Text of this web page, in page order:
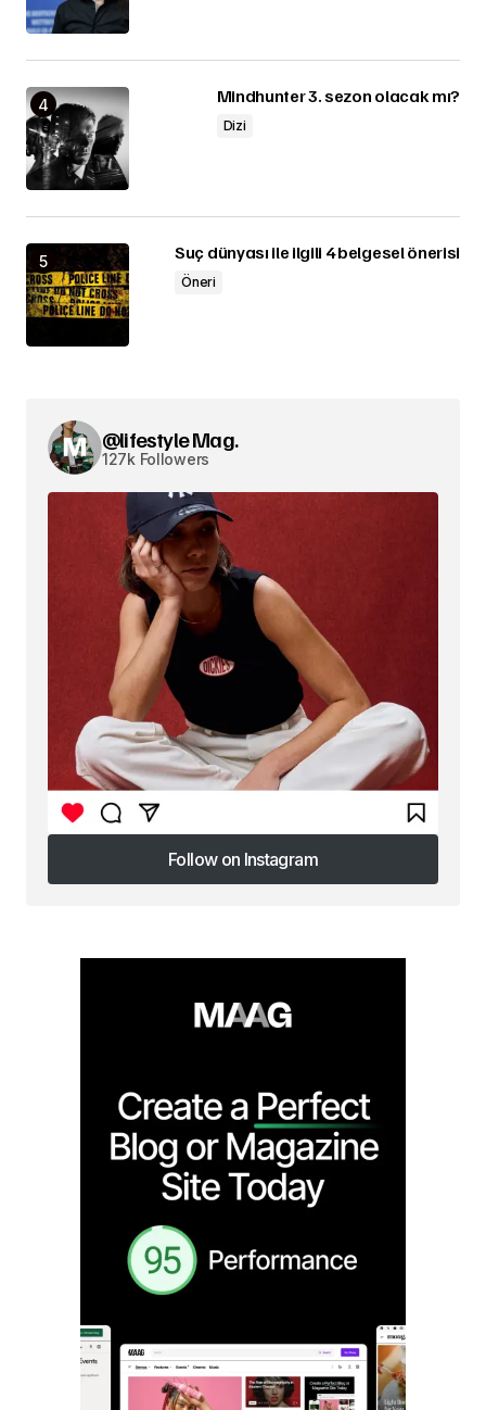
Mindhunter 3. sezon olacak mı?
Dizi
Suç dünyası ile ilgili 4 belgesel önerisi
Öneri
@lifestyle Mag.
127k Followers
Follow on Instagram
Follow on Instagram